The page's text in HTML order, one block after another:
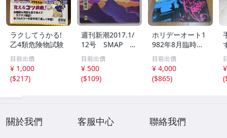
ラクしてうかる!
乙4類危険物試験
目前出價
¥ 1,000
($217)
週刊新潮2017.1/
12号 SMAP ジ
ャニーズ事務所
小池新党 電通過
労自殺/ys08082
目前出價
¥ 500
($109)
ホリデーオート1
982年8月臨時増
刊 チューニング
カー チューニン
グカー特集 当時
物 ケンメリ 旧車
目前出價
¥ 4,000
($865)
(
關於我們 客服中心 聯絡我們